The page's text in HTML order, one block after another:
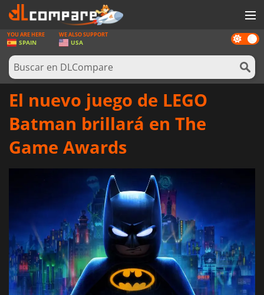
JUEGOS
TARJETAS PREPAGO
SOFTWARE
INICIAR SESIÓN O REGISTRARSE
Dark
mode
YOU ARE HERE
SPAIN
WE ALSO SUPPORT
USA
El nuevo juego de LEGO
Batman brillará en The
Game Awards